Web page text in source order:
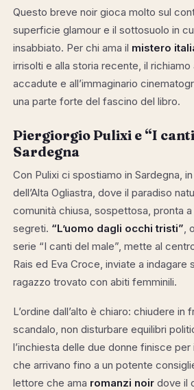
Questo breve noir gioca molto sul
superficie glamour e il sottosuolo in
insabbiato. Per chi ama il mistero
irrisolti e alla storia recente, il
accadute e all’immaginario
una parte forte del fascino del libro.
Piergiorgio Pulixi e “I
Sardegna
Con Pulixi ci spostiamo in Sardegna,
dell’Alta Ogliastra, dove il paradiso
comunità chiusa, sospettosa, pronta
segreti. “L’uomo dagli occhi tristi”,
serie “I canti del male”, mette al
Rais ed Eva Croce, inviate a indagare
ragazzo trovato con abiti femminili.
L’ordine dall’alto è chiaro: chiudere in
scandalo, non disturbare equilibri
l’inchiesta delle due donne finisce
che arrivano fino a un potente
lettore che ama romanzi noirdove il